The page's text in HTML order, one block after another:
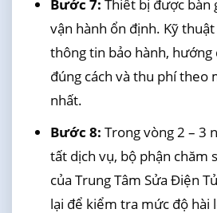
Bước 7: Thiết bị được bàn
vận hành ổn định. Kỹ
thông tin bảo hành, hướng
đúng cách và thu phí theo
nhất.
Bước 8: Trong vòng 2 – 3
tất dịch vụ, bộ phận chăm
của Trung Tâm Sửa Điện
lại để kiểm tra mức độ hài